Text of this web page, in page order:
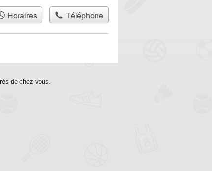
Horaires Téléphone
de chez vous.